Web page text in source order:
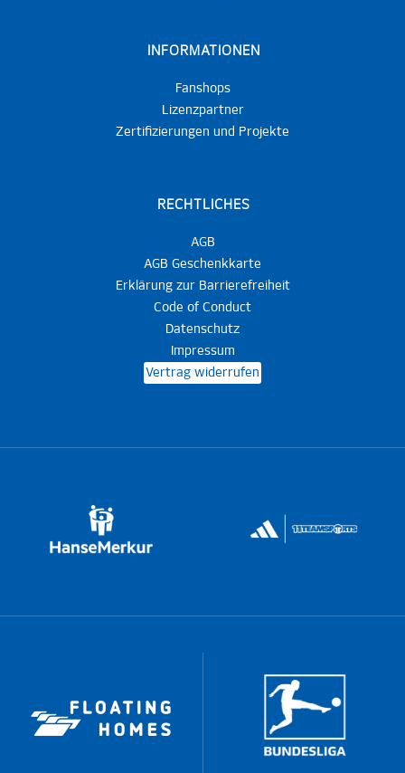
INFORMATIONEN
Fanshops
Lizenzpartner
Zertifizierungen und Projekte
RECHTLICHES
AGB
AGB Geschenkkarte
Erklärung zur Barrierefreiheit
Code of Conduct
Datenschutz
Impressum
Vertrag widerrufen